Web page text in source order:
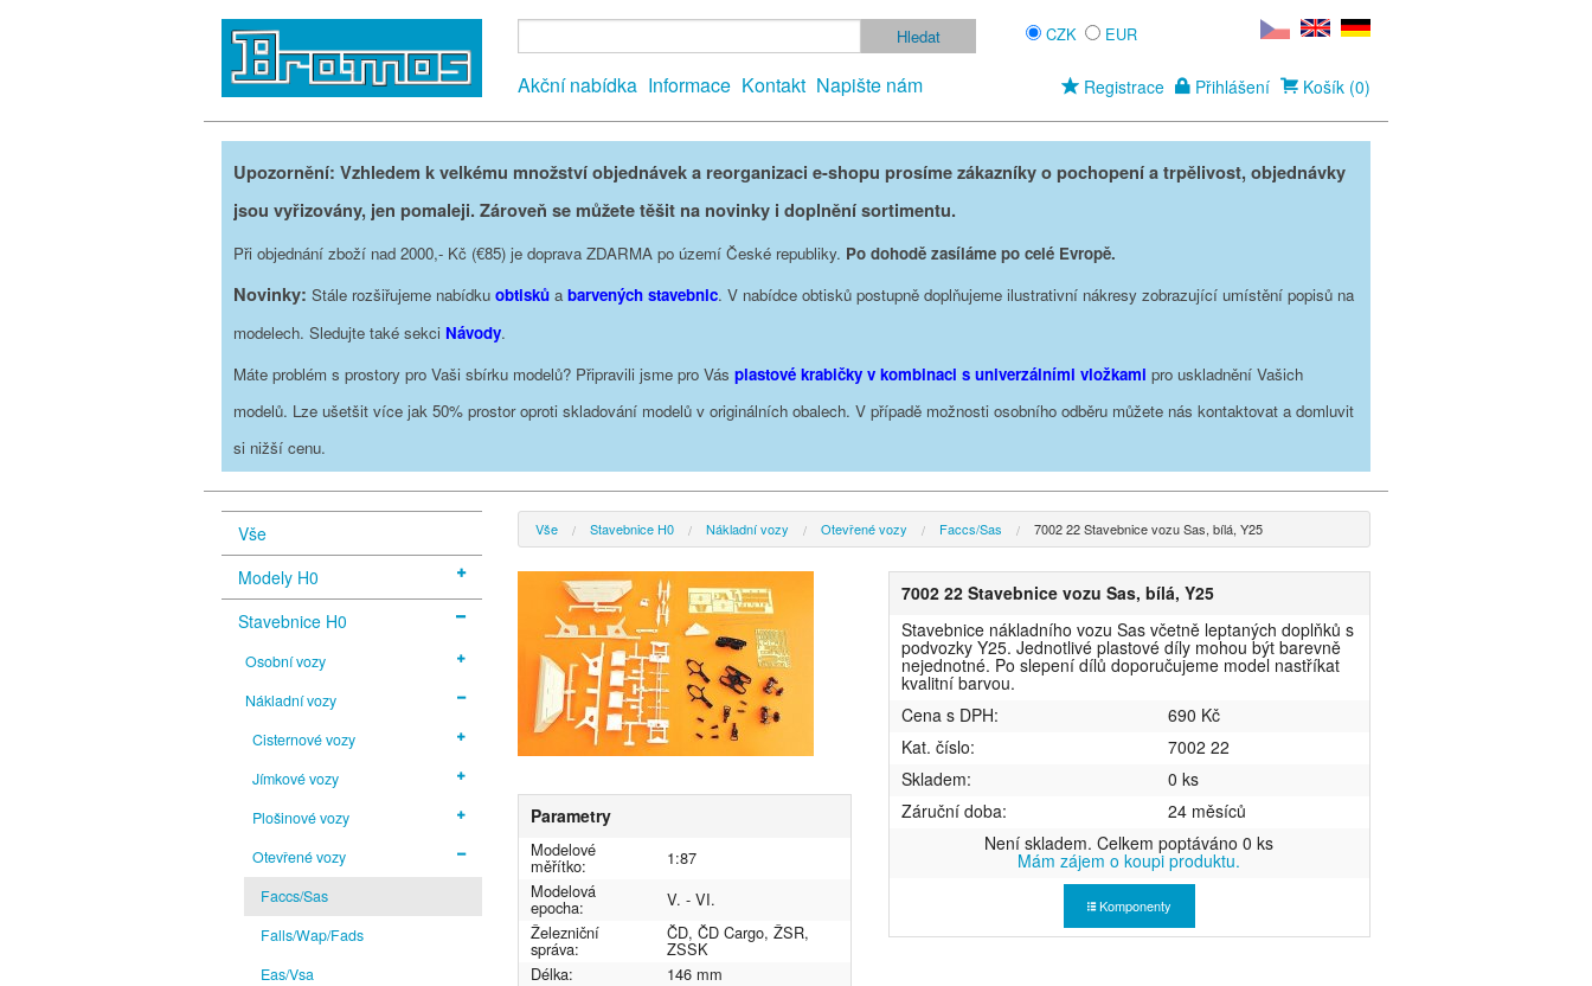
Akční nabídka Informace Kontakt Napište nám
CZK EUR
Registrace Přihlášení Košík (0)
Upozornění: Vzhledem k velkému množství objednávek a reorganizaci e-shopu prosíme zákazníky o pochopení a trpělivost, objednávky
jsou vyřizovány, jen pomaleji. Zároveň se můžete těšit na novinky i doplnění sortimentu.
Při objednání zboží nad 2000,- Kč (€85) je doprava ZDARMA po území České republiky. Po dohodě zasíláme po celé Evropě.
Novinky: Stále rozšiřujeme nabídku obtisků a barvených stavebnic. V nabídce obtisků postupně doplňujeme ilustrativní nákresy zobrazující umístění popisů na
modelech. Sledujte také sekci Návody.
Máte problém s prostory pro Vaši sbírku modelů? Připravili jsme pro Vás plastové krabičky v kombinaci s univerzálními vložkami pro uskladnění Vašich
modelů. Lze ušetšit více jak 50% prostor oproti skladování modelů v originálních obalech. V případě možnosti osobního odběru můžete nás kontaktovat a domluvit
si nižší cenu.
Vše
Modely H0
Stavebnice H0
Osobní vozy
Nákladní vozy
Cisternové vozy
Jímkové vozy
Plošinové vozy
Otevřené vozy
Faccs/Sas
Falls/Wap/Fads
Eas/Vsa
Vše Stavebnice H0 Nákladní vozy Otevřené vozy Faccs/Sas 7002 22 Stavebnice vozu Sas, bílá, Y25
Parametry
Modelové
měřítko:
1:87
Modelová
epocha:
V. - VI.
Železniční
správa:
ČD, ČD Cargo, ŽSR,
ZSSK
Délka:
146 mm
7002 22 Stavebnice vozu Sas, bílá, Y25
Stavebnice nákladního vozu Sas včetně leptaných doplňků s
podvozky Y25. Jednotlivé plastové díly mohou být barevně
nejednotné. Po slepení dílů doporučujeme model nastříkat
kvalitní barvou.
Cena s DPH:
690 Kč
Kat. číslo:
7002 22
Skladem:
0 ks
Záruční doba:
24 měsíců
Není skladem. Celkem poptáváno 0 ks
Mám zájem o koupi produktu.
Komponenty